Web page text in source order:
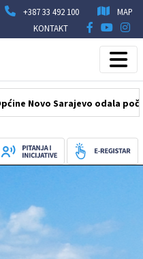
+387 33 492 100
MAP
KONTAKT
Sarajevo odala počast